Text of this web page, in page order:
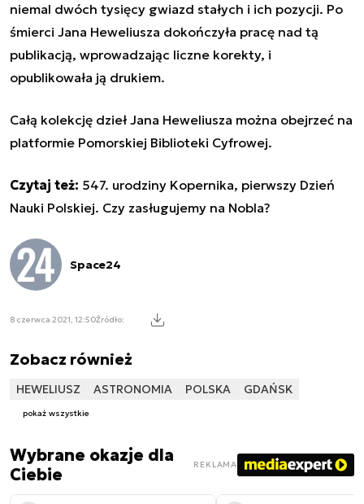
niemal dwóch tysięcy gwiazd stałych i ich pozycji. Po
śmierci Jana Heweliusza dokończyła pracę nad tą
publikacją, wprowadzając liczne korekty, i
opublikowała ją drukiem.
Całą kolekcję dzieł Jana Heweliusza można obejrzeć na
platformie Pomorskiej Biblioteki Cyfrowej.
Czytaj też: 547. urodziny Kopernika, pierwszy Dzień
Nauki Polskiej. Czy zasługujemy na Nobla?
Space24
8 czerwca 2021, 12:50Źródło:
Zobacz również
HEWELIUSZ ASTRONOMIA POLSKA GDAŃSK
pokaż wszystkie
Wybrane okazje dla
Ciebie
REKLAMA